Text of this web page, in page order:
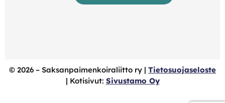
© 2026 – Saksanpaimenkoiraliitto ry | Tietosuojaseloste
| Kotisivut: Sivustamo Oy